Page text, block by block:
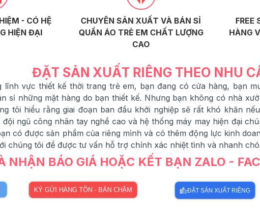
- CÓ HỆ
HIỆN ĐẠI
CHUYÊN SẢN XUẤT VÀ BÁN SỈ
QUẦN ÁO TRẺ EM CHẤT LƯỢNG
CAO
FREE
HÀNG
ĐẶT SẢN XUẤT RIÊNG THEO NHU
lĩnh vực thiết kế thời trang trẻ em, bạn đang có cửa hàng, bạn
sỉ những mặt hàng do bạn thiết kế. Nhưng bạn không có nhà
tôi hiểu rằng giai đoạn ban đầu khởi nghiệp sẽ rất khó khăn
ngũ công nhân tay nghề cao và hệ thống máy may hiện đại
có được sản phẩm của riêng mình và có thêm động lực kinh
chúng tôi để được tư vấn hỗ trợ chính xác nhiệt tình và nhanh
NHẬN BÁO GIÁ HOẶC KẾT BẠN ZALO -
KÝ GỬI HÀNG TỒN - BÁN CHẬM ĐẶT SẢN XUẤT RIÊNG